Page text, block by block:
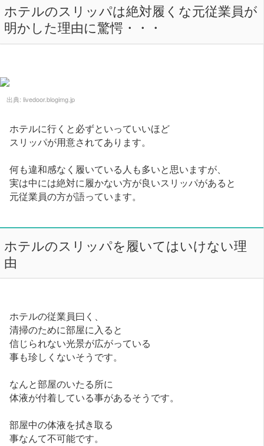
ホテルのスリッパは絶対履くな元従業員が
明かした理由に驚愕・・・
出典: livedoor.blogimg.jp
ホテルに行くと必ずといっていいほど
スリッパが用意されてあります。
何も違和感なく履いている人も多いと思いますが、
実は中には絶対に履かない方が良いスリッパがあると
元従業員の方が語っています。
ホテルのスリッパを履いてはいけない理
由
ホテルの従業員曰く、
清掃のために部屋に入ると
信じられない光景が広がっている
事も珍しくないそうです。
なんと部屋のいたる所に
体液が付着している事があるそうです。
部屋中の体液を拭き取る
事なんて不可能です。